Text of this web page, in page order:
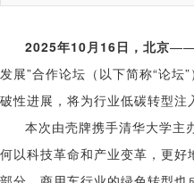
2025年10月16日，北京
发展”合作论坛（以下简称“论坛
破性进展，将为行业低碳转型注
本次由壳牌携手清华大学主
何以科技革命和产业变革，更